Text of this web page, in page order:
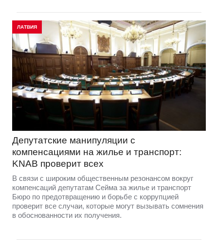
ЛАТВИЯ
Депутатские манипуляции с
компенсациями на жилье и транспорт:
KNAB проверит всех
В связи с широким общественным резонансом вокруг
компенсаций депутатам Сейма за жилье и транспорт
Бюро по предотвращению и борьбе с коррупцией
проверит все случаи, которые могут вызывать сомнения
в обоснованности их получения.